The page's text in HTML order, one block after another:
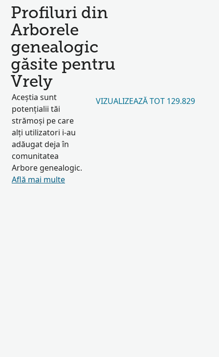
Profiluri din
Arborele
genealogic
găsite pentru
Vrely
Aceștia sunt
potențialii tăi
strămoși pe care
alți utilizatori i-au
adăugat deja în
comunitatea
Arbore genealogic.
Află mai multe
VIZUALIZEAZĂ TOT 129.829